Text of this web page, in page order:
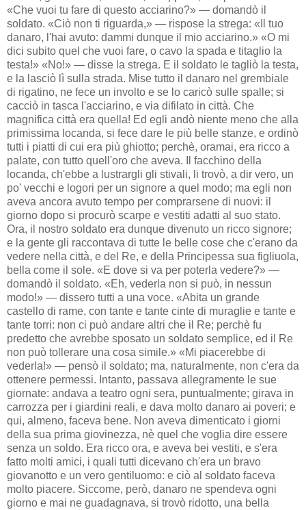
«Che vuoi tu fare di questo acciarino?» — domandò il
soldato. «Ciò non ti riguarda,» — rispose la strega: «Il tuo
danaro, l'hai avuto: dammi dunque il mio acciarino.» «O mi
dici subito quel che vuoi fare, o cavo la spada e titaglio la
testa!» «No!» — disse la strega. E il soldato le tagliò la testa,
e la lasciò lì sulla strada. Mise tutto il danaro nel grembiale
di rigatino, ne fece un involto e se lo caricò sulle spalle; si
cacciò in tasca l'acciarino, e via difilato in città. Che
magnifica città era quella! Ed egli andò niente meno che alla
primissima locanda, si fece dare le più belle stanze, e ordinò
tutti i piatti di cui era più ghiotto; perchè, oramai, era ricco a
palate, con tutto quell'oro che aveva. Il facchino della
locanda, ch'ebbe a lustrargli gli stivali, li trovò, a dir vero, un
po' vecchi e logori per un signore a quel modo; ma egli non
aveva ancora avuto tempo per comprarsene di nuovi: il
giorno dopo si procurò scarpe e vestiti adatti al suo stato.
Ora, il nostro soldato era dunque divenuto un ricco signore;
e la gente gli raccontava di tutte le belle cose che c'erano da
vedere nella città, e del Re, e della Principessa sua figliuola,
bella come il sole. «E dove si va per poterla vedere?» —
domandò il soldato. «Eh, vederla non si può, in nessun
modo!» — dissero tutti a una voce. «Abita un grande
castello di rame, con tante e tante cinte di muraglie e tante e
tante torri: non ci può andare altri che il Re; perchè fu
predetto che avrebbe sposato un soldato semplice, ed il Re
non può tollerare una cosa simile.» «Mi piacerebbe di
vederla!» — pensò il soldato; ma, naturalmente, non c'era da
ottenere permessi. Intanto, passava allegramente le sue
giornate: andava a teatro ogni sera, puntualmente; girava in
carrozza per i giardini reali, e dava molto danaro ai poveri; e
qui, almeno, faceva bene. Non aveva dimenticato i giorni
della sua prima giovinezza, nè quel che voglia dire essere
senza un soldo. Era ricco ora, e aveva bei vestiti, e s'era
fatto molti amici, i quali tutti dicevano ch'era un bravo
giovanotto e un vero gentiluomo: e ciò al soldato faceva
molto piacere. Siccome, però, danaro ne spendeva ogni
giorno e mai ne guadagnava, si trovò ridotto, una bella